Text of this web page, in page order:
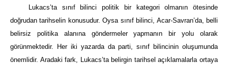
Lukacs’ta sınıf bilinci politik bir kategori olmanın ötesinde
doğrudan tarihselin konusudur. Oysa sınıf bilinci, Acar-Savran’da, belli
belirsiz politika alanına göndermeler yapmanın bir yolu olarak
görünmektedir. Her iki yazarda da parti, sınıf bilincinin oluşumunda
önemlidir. Aradaki fark, Lukacs’ta belirgin tarihsel açıklamalarla ortaya